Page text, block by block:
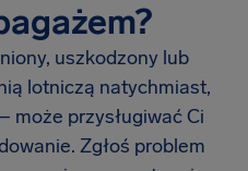
uszkodzony lub
lotniczą natychmiast,
może przysługiwać Ci
Zgłoś problem